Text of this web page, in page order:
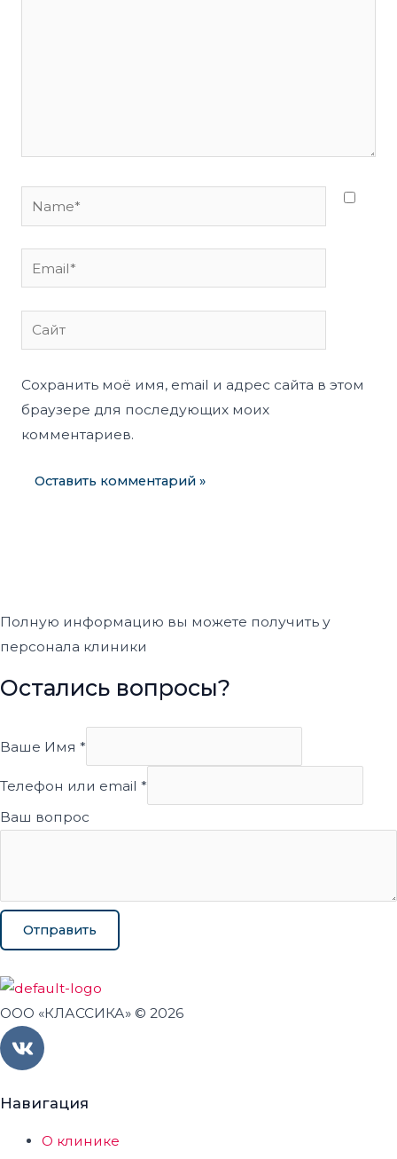
Name*
Email*
Сайт
Сохранить моё имя, email и адрес сайта в этом
браузере для последующих моих
комментариев.
Полную информацию вы можете получить у
персонала клиники
Остались вопросы?
Ваше Имя *
Телефон или email *
Ваш вопрос
Отправить
ООО «КЛАССИКА» © 2026
V
k
Навигация
О клинике